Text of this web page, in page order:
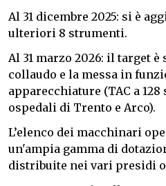
Al 31 dicembre 2025: si è
ulteriori 8 strumenti.
Al 31 marzo 2026: il target
collaudo e la messa in
apparecchiature (TAC a
ospedali di Trento e Arco).
L’elenco dei macchinari
un'ampia gamma di
distribuite nei vari presidi